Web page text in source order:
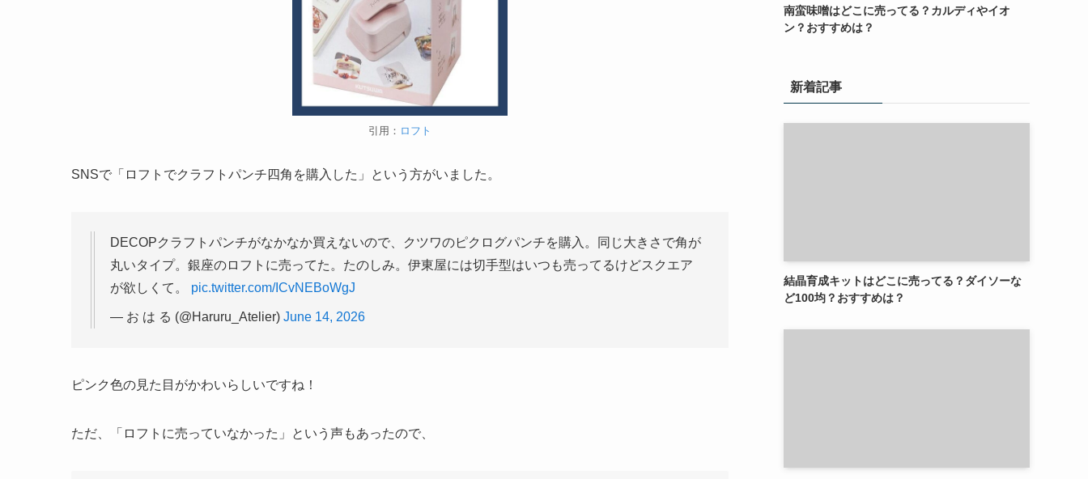
引用： ロフト
SNSで「ロフトでクラフトパンチ四角を購入した」という方がいました。
DECOPクラフトパンチがなかなか買えないので、クツワのピクログパンチを購入。同じ大きさで角が
丸いタイプ。銀座のロフトに売ってた。たのしみ。伊東屋には切手型はいつも売ってるけどスクエア
が欲しくて。 pic.twitter.com/ICvNEBoWgJ
— お は る (@Haruru_Atelier) June 14, 2026
ピンク色の見た目がかわいらしいですね！
ただ、「ロフトに売っていなかった」という声もあったので、
南蛮味噌はどこに売ってる？カルディやイオ
ン？おすすめは？
新着記事
結晶育成キットはどこに売ってる？ダイソーな
ど100均？おすすめは？